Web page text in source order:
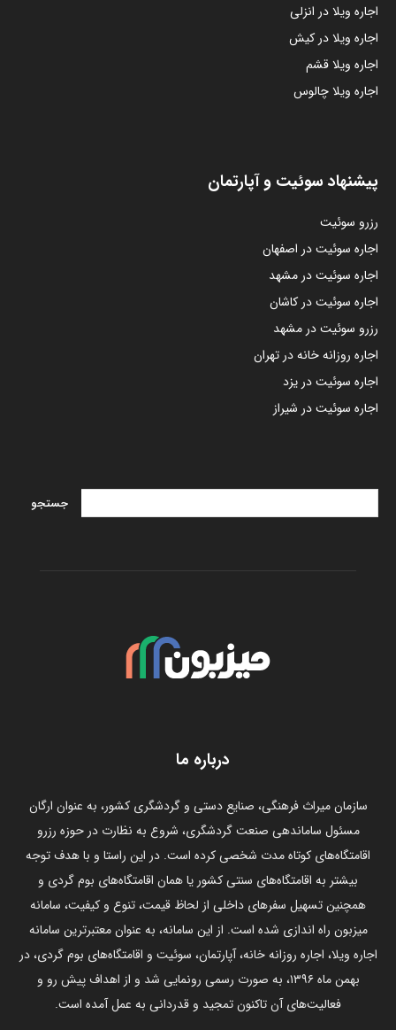
اجاره ویلا در انزلی
اجاره ویلا در کیش
اجاره ویلا قشم
اجاره ویلا چالوس
پیشنهاد سوئیت و آپارتمان
رزرو سوئیت
اجاره سوئیت در اصفهان
اجاره سوئیت در مشهد
اجاره سوئیت در کاشان
رزرو سوئیت در مشهد
اجاره روزانه خانه در تهران
اجاره سوئیت در یزد
اجاره سوئیت در شیراز
درباره ما
سازمان میراث فرهنگی، صنایع دستی و گردشگری کشور، به عنوان ارگان
مسئول ساماندهی صنعت گردشگری، شروع به نظارت در حوزه رزرو
اقامتگاه‌های کوتاه مدت شخصی کرده است. در این راستا و با هدف توجه
بیشتر به اقامتگاه‌های سنتی کشور یا همان اقامتگاه‌های بوم گردی و
همچنین تسهیل سفرهای داخلی از لحاظ قیمت، تنوع و کیفیت، سامانه
میزبون راه اندازی شده است. از این سامانه، به عنوان معتبرترین سامانه
اجاره ویلا، اجاره روزانه خانه، آپارتمان، سوئیت و اقامتگاه‌های بوم گردی، در
بهمن ماه ۱۳۹۶، به صورت رسمی رونمایی شد و از اهداف پیش رو و
فعالیت‌های آن تاکنون تمجید و قدردانی به عمل آمده است.